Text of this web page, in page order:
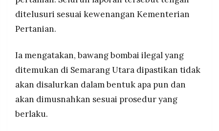
ditelusuri sesuai kewenangan Kementerian
Pertanian.
Ia mengatakan, bawang bombai ilegal yang
ditemukan di Semarang Utara dipastikan tidak
akan disalurkan dalam bentuk apa pun dan
akan dimusnahkan sesuai prosedur yang
berlaku.